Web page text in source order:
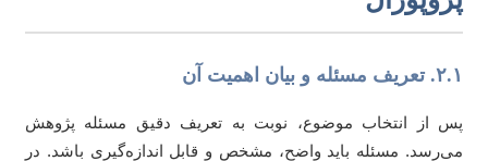
از انتخاب موضوع، نوبت به تعریف دقیق مسئله پژوهش
مسئله باید واضح، مشخص و قابل اندازه‌گیری باشد. در